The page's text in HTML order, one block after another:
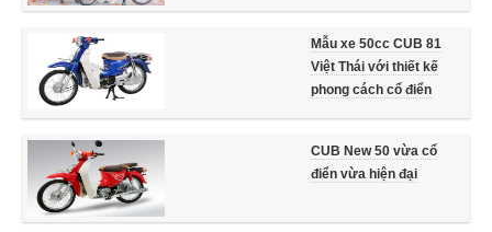
Mẫu xe 50cc CUB 81
Việt Thái với thiết kế
phong cách cổ điển
CUB New 50 vừa cổ
điển vừa hiện đại